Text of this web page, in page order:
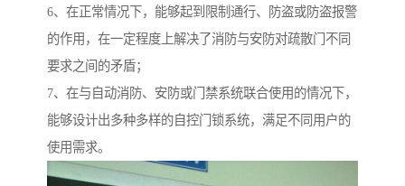
6、在正常情况下，能够起到限制通行、防盗或防盗报警
的作用，在一定程度上解决了消防与安防对疏散门不同
要求之间的矛盾；
7、在与自动消防、安防或门禁系统联合使用的情况下，
能够设计出多种多样的自控门锁系统，满足不同用户的
使用需求。